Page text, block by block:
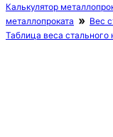
Калькулятор
металлопроката
Вес
Таблица веса стального